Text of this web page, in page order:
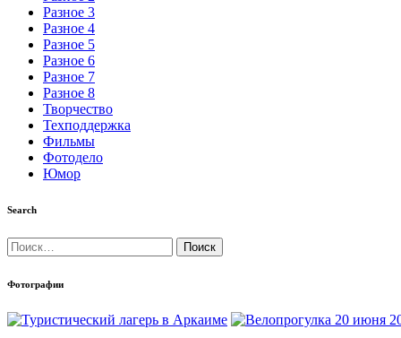
Разное 3
Разное 4
Разное 5
Разное 6
Разное 7
Разное 8
Творчество
Техподдержка
Фильмы
Фотодело
Юмор
Search
Найти:
Фотографии